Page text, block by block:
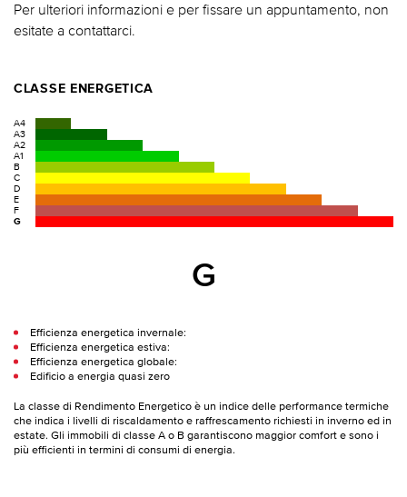
Per ulteriori informazioni e per fissare un appuntamento, non
esitate a contattarci.
CLASSE ENERGETICA
A4
A3
A2
A1
B
C
D
E
F
G
G
Efficienza energetica invernale:
Efficienza energetica estiva:
Efficienza energetica globale:
Edificio a energia quasi zero
La classe di Rendimento Energetico è un indice delle performance termiche
che indica i livelli di riscaldamento e raffrescamento richiesti in inverno ed in
estate. Gli immobili di classe A o B garantiscono maggior comfort e sono i
più efficienti in termini di consumi di energia.